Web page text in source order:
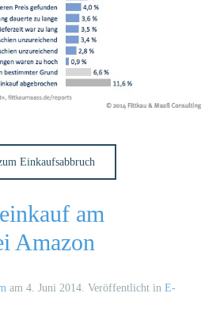
Einkaufsabbruch
am
Amazon
am 4. Juni 2014. Veröffentlicht in E-